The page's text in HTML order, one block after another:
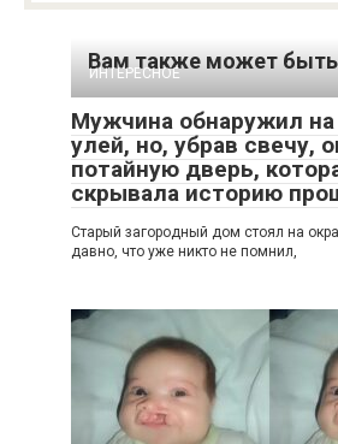
Вам также может быть
ИНТЕРЕСНОЕ
Мужчина обнаружил
улей, но, убрав свечу,
потайную дверь,
скрывала историю
Старый загородный дом стоял на
давно, что уже никто не помнил,